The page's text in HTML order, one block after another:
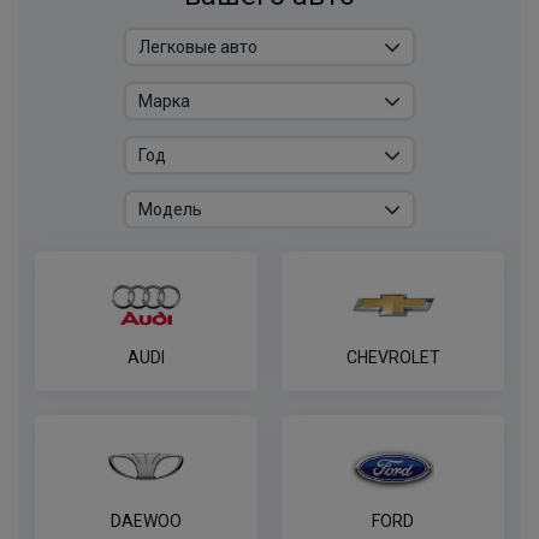
грузовики и платформы
ПОД ЗАКАЗ ОТ 14 ДНЕЙ
Комплект электрики фаркопа
ПОД ЗАКАЗ ОТ 14 ДНЕЙ
по запросу
Комплект электрики фаркопа
универсальный без реле WESTFALIA 13-
AUDI CHEVROLET
DAEWOO FORD